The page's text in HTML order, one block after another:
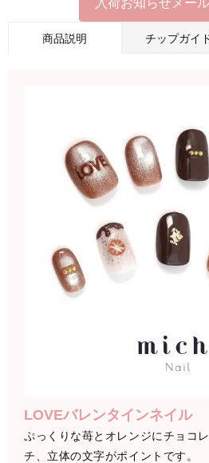
商品説明 チップガイ
LOVEバレンタインネイル
ぷっくりな苺とオレンジにチョコ
チ、立体の文字がポイントです。